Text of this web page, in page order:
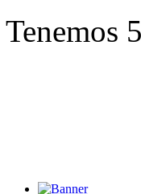
Tenemos